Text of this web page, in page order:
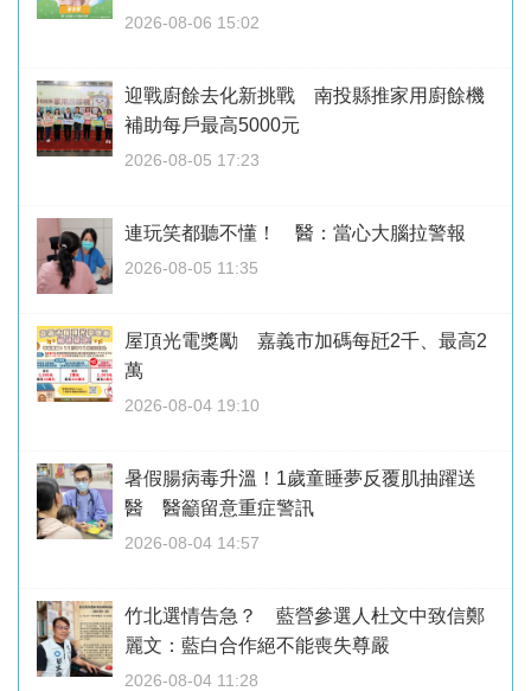
2026-08-06 15:02
迎戰廚餘去化新挑戰 南投縣推家用廚餘機
補助每戶最高5000元
2026-08-05 17:23
連玩笑都聽不懂！ 醫：當心大腦拉警報
2026-08-05 11:35
屋頂光電獎勵 嘉義市加碼每瓩2千、最高2
萬
2026-08-04 19:10
暑假腸病毒升溫！1歲童睡夢反覆肌抽躍送
醫 醫籲留意重症警訊
2026-08-04 14:57
竹北選情告急？ 藍營參選人杜文中致信鄭
麗文：藍白合作絕不能喪失尊嚴
2026-08-04 11:28